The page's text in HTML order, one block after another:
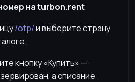
на turbon.rent
/otp/и выберите страну
кнопку «Купить» —
а списание